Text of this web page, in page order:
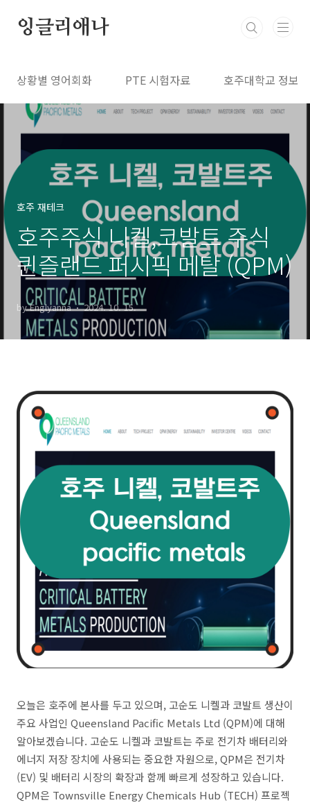
잉글리애나
상황별 영어회화 PTE 시험자료 호주대학교 정보
호주 재테크
호주주식 니켈,코발트 주식
퀸즐랜드 퍼시픽 메탈 (QPM)
by Englyanna 2024. 10. 15.
오늘은 호주에 본사를 두고 있으며, 고순도 니켈과 코발트 생산이
주요 사업인 Queensland Pacific Metals Ltd (QPM)에 대해
알아보겠습니다. 고순도 니켈과 코발트는 주로 전기차 배터리와
에너지 저장 장치에 사용되는 중요한 자원으로, QPM은 전기차
(EV) 및 배터리 시장의 확장과 함께 빠르게 성장하고 있습니다.
QPM은 Townsville Energy Chemicals Hub (TECH) 프로젝